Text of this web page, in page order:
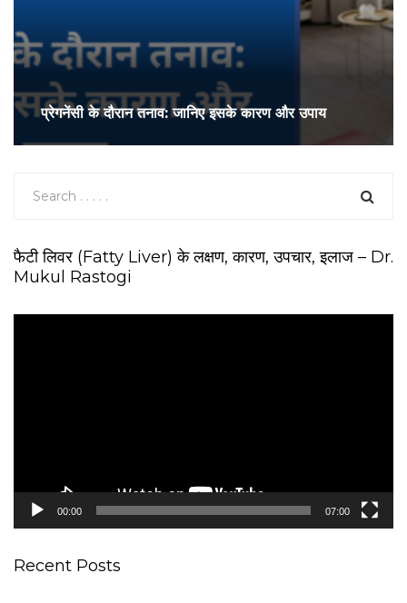
प्रेगनेंसी के दौरान तनाव: जानिए इसके कारण और उपाय
फैटी लिवर (Fatty Liver) के लक्षण, कारण, उपचार, इलाज – Dr.
Mukul Rastogi
00:00 07:00
Recent Posts